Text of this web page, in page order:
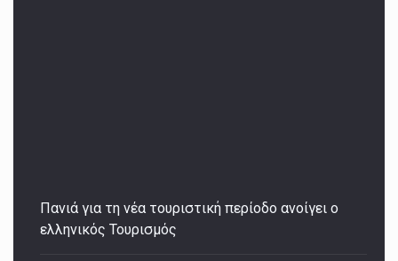
Πανιά για τη νέα τουριστική περίοδο ανοίγει ο
ελληνικός Τουρισμός